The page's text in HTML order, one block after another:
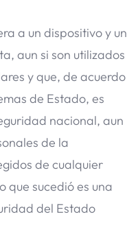
a un dispositivo y un
aun si son utilizados
y que, de acuerdo
de Estado, es
nacional, aun
de la
de cualquier
que sucedió es una
del Estado